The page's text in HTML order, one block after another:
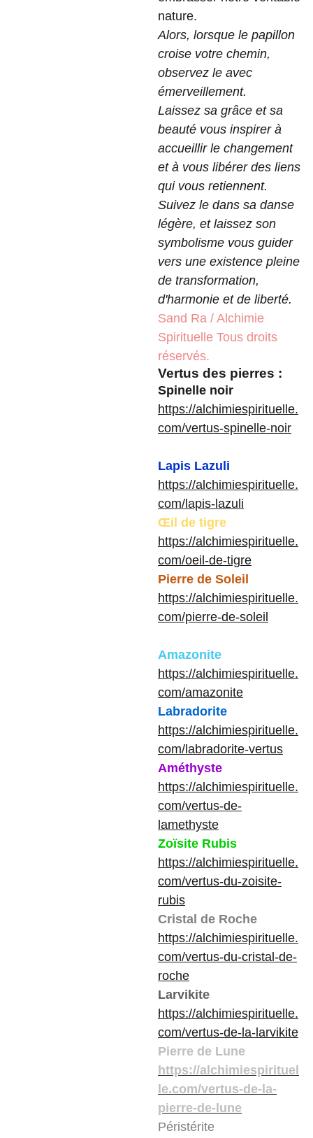
nature.
Alors, lorsque le papillon
croise votre chemin,
observez le avec
émerveillement.
Laissez sa grâce et sa
beauté vous inspirer à
accueillir le changement
et à vous libérer des liens
qui vous retiennent.
Suivez le dans sa danse
légère, et laissez son
symbolisme vous guider
vers une existence pleine
de transformation,
d'harmonie et de liberté.
Sand Ra / Alchimie
Spirituelle Tous droits
réservés.
Vertus des pierres :
Spinelle noir
https://alchimiespirituelle.
com/vertus-spinelle-noir
Lapis Lazuli
https://alchimiespirituelle.
com/lapis-lazuli
Œil de tigre
https://alchimiespirituelle.
com/oeil-de-tigre
Pierre de Soleil
https://alchimiespirituelle.
com/pierre-de-soleil
Amazonite
https://alchimiespirituelle.
com/amazonite
Labradorite
https://alchimiespirituelle.
com/labradorite-vertus
Améthyste
https://alchimiespirituelle.
com/vertus-de-
lamethyste
Zoïsite Rubis
https://alchimiespirituelle.
com/vertus-du-zoisite-
rubis
Cristal de Roche
https://alchimiespirituelle.
com/vertus-du-cristal-de-
roche
Larvikite
https://alchimiespirituelle.
com/vertus-de-la-larvikite
Pierre de Lune
https://alchimiespirituel
le.com/vertus-de-la-
pierre-de-lune
Péristérite